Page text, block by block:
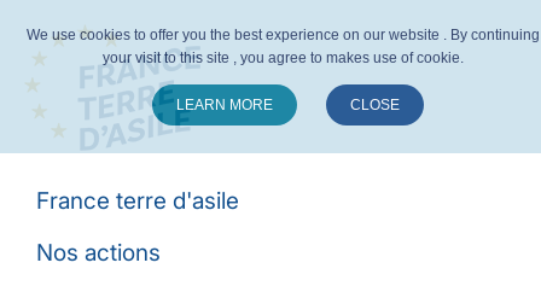
France terre d'asile
Nos actions
We use cookies to offer you the best experience on our website . By continuing
your visit to this site , you agree to makes use of cookie.
LEARN MORE CLOSE